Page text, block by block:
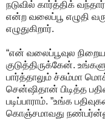
நடுவில் கார்த்திக்
என்ற வலைப்பூ எழுதி
எழுதுகிறார்.
“என் வலைப்பூவுல நிறைய
குடுத்திருக்கேன்.
பார்த்தாலும் ச்சும்மா
சென்ஷிதான் பிடித்த
படிப்பாராம். ”உங்க
கொஞ்சமாவது